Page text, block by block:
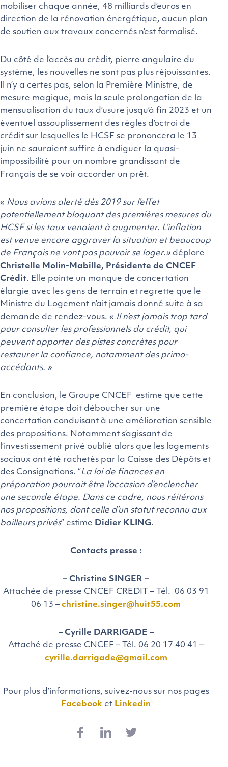
mobiliser chaque année, 48 milliards d’euros en
direction de la rénovation énergétique, aucun plan
de soutien aux travaux concernés n’est formalisé.
Du côté de l’accès au crédit, pierre angulaire du
système, les nouvelles ne sont pas plus réjouissantes.
Il n’y a certes pas, selon la Première Ministre, de
mesure magique, mais la seule prolongation de la
mensualisation du taux d’usure jusqu’à fin 2023 et un
éventuel assouplissement des règles d’octroi de
crédit sur lesquelles le HCSF se prononcera le 13
juin ne sauraient suffire à endiguer la quasi-
impossibilité pour un nombre grandissant de
Français de se voir accorder un prêt.
« Nous avions alerté dès 2019 sur l’effet
potentiellement bloquant des premières mesures du
HCSF si les taux venaient à augmenter. L’inflation
est venue encore aggraver la situation et beaucoup
de Français ne vont pas pouvoir se loger.» déplore
Christelle Molin-Mabille, Présidente de CNCEF
Crédit. Elle pointe un manque de concertation
élargie avec les gens de terrain et regrette que le
Ministre du Logement n’ait jamais donné suite à sa
demande de rendez-vous. « Il n’est jamais trop tard
pour consulter les professionnels du crédit, qui
peuvent apporter des pistes concrètes pour
restaurer la confiance, notamment des primo-
accédants. »
En conclusion, le Groupe CNCEF estime que cette
première étape doit déboucher sur une
concertation conduisant à une amélioration sensible
des propositions. Notamment s’agissant de
l’investissement privé oublié alors que les logements
sociaux ont été rachetés par la Caisse des Dépôts et
des Consignations. “La loi de finances en
préparation pourrait être l’occasion d’enclencher
une seconde étape. Dans ce cadre, nous réitérons
nos propositions, dont celle d’un statut reconnu aux
bailleurs privés” estime Didier KLING.
Contacts presse :
– Christine SINGER –
Attachée de presse CNCEF CREDIT – Tél. 06 03 91
06 13 – christine.singer@huit55.com
– Cyrille DARRIGADE –
Attaché de presse CNCEF – Tél. 06 20 17 40 41
–
cyrille.darrigade@gmail.com
Pour plus d’informations, suivez-nous sur nos pages
Facebook et Linkedin